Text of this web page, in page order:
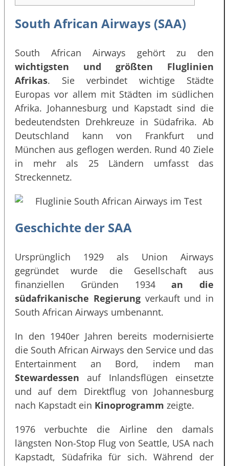
South African Airways (SAA)
South African Airways gehört zu den
wichtigsten und größten Fluglinien
Afrikas. Sie verbindet wichtige Städte
Europas vor allem mit Städten im südlichen
Afrika. Johannesburg und Kapstadt sind die
bedeutendsten Drehkreuze in Südafrika. Ab
Deutschland kann von Frankfurt und
München aus geflogen werden. Rund 40 Ziele
in mehr als 25 Ländern umfasst das
Streckennetz.
Geschichte der SAA
Ursprünglich 1929 als Union Airways
gegründet wurde die Gesellschaft aus
finanziellen Gründen 1934an die
südafrikanische Regierungverkauft und in
South African Airways umbenannt.
In den 1940er Jahren bereits modernisierte
die South African Airways den Service und das
Entertainment an Bord, indem man
Stewardessen auf Inlandsflügen einsetzte
und auf dem Direktflug von Johannesburg
nach Kapstadt ein Kinoprogramm zeigte.
1976 verbuchte die Airline den damals
längsten Non-Stop Flug von Seattle, USA nach
Kapstadt, Südafrika für sich. Während der